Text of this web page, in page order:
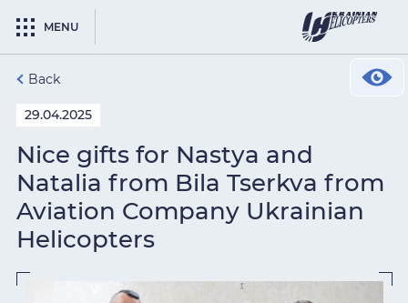
MENU
Back
29.04.2025
Nice gifts for Nastya and
Natalia from Bila Tserkva from
Aviation Company Ukrainian
Helicopters